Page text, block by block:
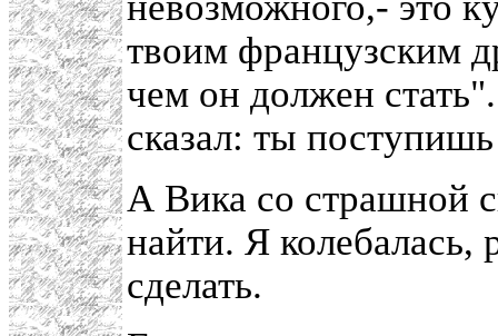
твоим французским
чем он должен
сказал: ты
А Вика со страшной
найти. Я колебалась,
сделать.